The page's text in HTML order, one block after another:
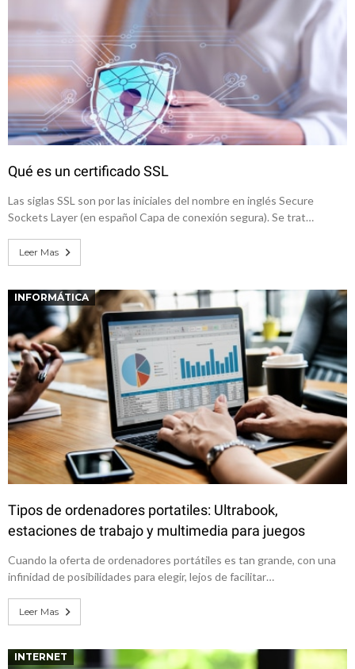
Qué es un certificado SSL
Las siglas SSL son por las iniciales del nombre en inglés Secure
Sockets Layer (en español Capa de conexión segura). Se trat…
Leer Mas
INFORMÁTICA
Tipos de ordenadores portatiles: Ultrabook,
estaciones de trabajo y multimedia para juegos
Cuando la oferta de ordenadores portátiles es tan grande, con una
infinidad de posibilidades para elegir, lejos de facilitar…
Leer Mas
INTERNET